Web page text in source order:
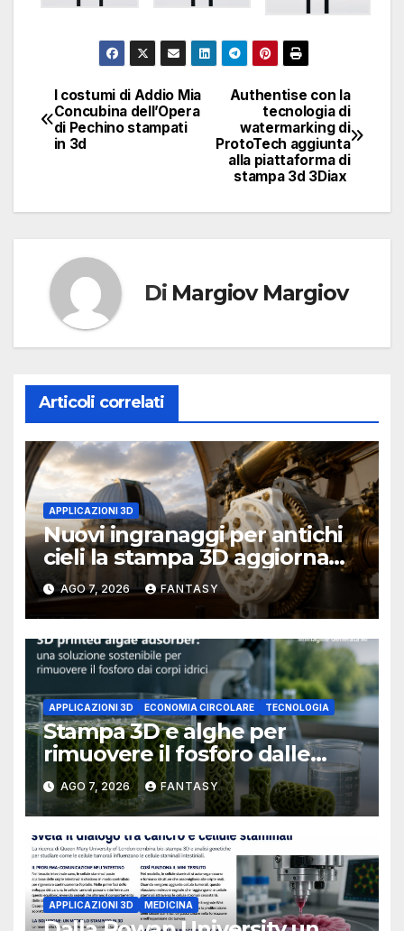
Navigazione
articoli
Authentise con la
tecnologia di
watermarking di
ProtoTech aggiunta
alla piattaforma di
stampa 3d 3Diax
I costumi di Addio Mia
Concubina dell’Opera
di Pechino stampati
in 3d
Di Margiov Margiov
Articoli correlati
APPLICAZIONI 3D
Nuovi ingranaggi per antichi
cieli la stampa 3D aggiorna
un osservatorio del 1930 della
University of Arkansas at
Little Rock
AGO 7, 2026 FANTASY
APPLICAZIONI 3D ECONOMIA CIRCOLARE TECNOLOGIA
Stampa 3D e alghe per
rimuovere il fosforo dalle
acque il progetto della
Florida Atlantic University
AGO 7, 2026 FANTASY
APPLICAZIONI 3D MEDICINA